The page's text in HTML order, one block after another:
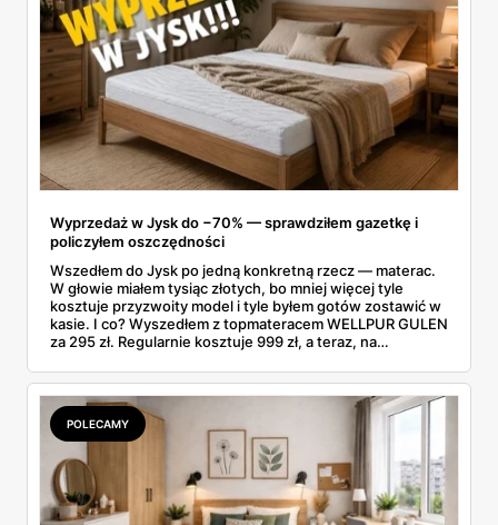
Wyprzedaż w Jysk do −70% — sprawdziłem gazetkę i
policzyłem oszczędności
Wszedłem do Jysk po jedną konkretną rzecz — materac.
W głowie miałem tysiąc złotych, bo mniej więcej tyle
kosztuje przyzwoity model i tyle byłem gotów zostawić w
kasie. I co? Wyszedłem z topmateracem WELLPUR GULEN
za 295 zł. Regularnie kosztuje 999 zł, a teraz, na
zrobiłem jeszcze na parkingu: w kieszeni zostało mi jakieś
700 zł.
POLECAMY